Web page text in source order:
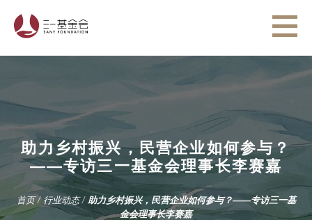
助力乡村振兴，民营企业如何参与？
——专访三一基金会理事长李赛嘉
首页/行业动态/ 助力乡村振兴，民营企业如何参与？——专访三一基
金会理事长李赛嘉